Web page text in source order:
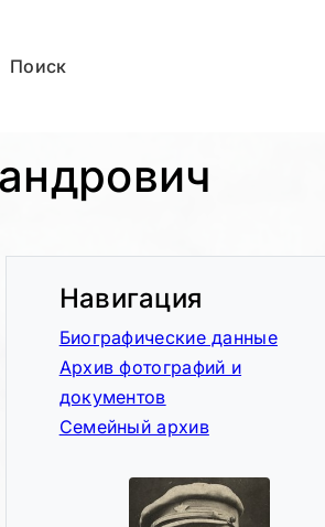
Поиск
Навигация
Биографические данные
Архив фотографий и
документов
Семейный архив